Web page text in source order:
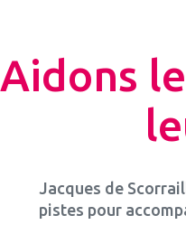
Aidons
Jacques de
pistes pour